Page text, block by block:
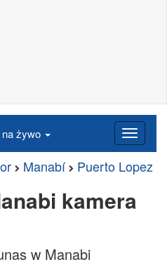
żywo
Manabí Puerto Lopez
kamera
w Manabi